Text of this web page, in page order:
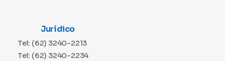
Jurídico
Tel: (62) 3240-2213
Tel: (62) 3240-2234